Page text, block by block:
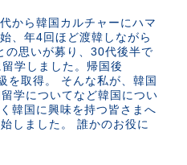
から韓国カルチャーにハマ
、年4回ほど渡韓しながら
の思いが募り、30代後半で
学しました。帰国後
取得。 そんな私が、韓国
学についてなど韓国につい
韓国に興味を持つ皆さまへ
しました。 誰かのお役に